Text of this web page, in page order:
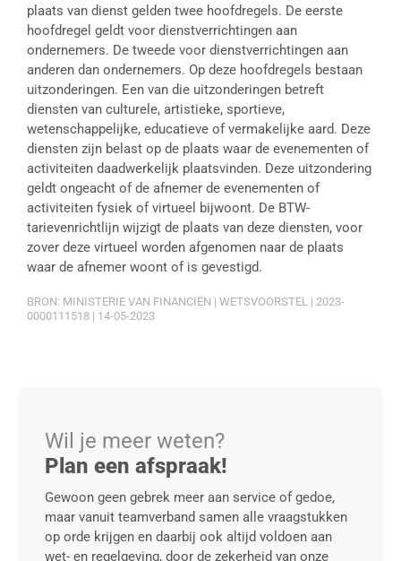
plaats van dienst gelden twee hoofdregels. De eerste
hoofdregel geldt voor dienstverrichtingen aan
ondernemers. De tweede voor dienstverrichtingen aan
anderen dan ondernemers. Op deze hoofdregels bestaan
uitzonderingen. Een van die uitzonderingen betreft
diensten van culturele, artistieke, sportieve,
wetenschappelijke, educatieve of vermakelijke aard. Deze
diensten zijn belast op de plaats waar de evenementen of
activiteiten daadwerkelijk plaatsvinden. Deze uitzondering
geldt ongeacht of de afnemer de evenementen of
activiteiten fysiek of virtueel bijwoont. De BTW-
tarievenrichtlijn wijzigt de plaats van deze diensten, voor
zover deze virtueel worden afgenomen naar de plaats
waar de afnemer woont of is gevestigd.
BRON: MINISTERIE VAN FINANCIËN | WETSVOORSTEL | 2023-
0000111518 | 14-05-2023
Wil je meer weten?
Plan een afspraak!
Gewoon geen gebrek meer aan service of gedoe,
maar vanuit teamverband samen alle vraagstukken
op orde krijgen en daarbij ook altijd voldoen aan
wet- en regelgeving, door de zekerheid van onze